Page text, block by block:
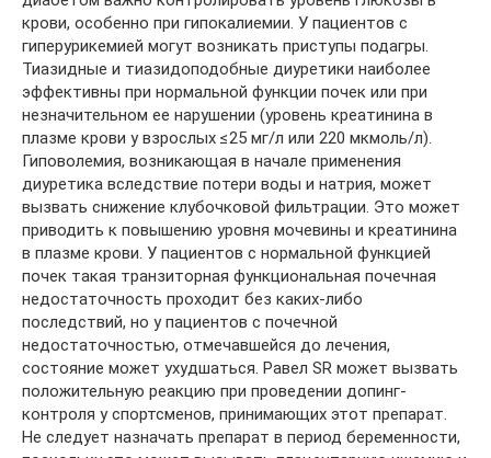
крови, особенно при гипокалиемии. У пациентов с
гиперурикемией могут возникать приступы подагры.
Тиазидные и тиазидоподобные диуретики наиболее
эффективны при нормальной функции почек или при
незначительном ее нарушении (уровень креатинина в
плазме крови у взрослых ≤25 мг/л или 220 мкмоль/л).
Гиповолемия, возникающая в начале применения
диуретика вследствие потери воды и натрия, может
вызвать снижение клубочковой фильтрации. Это может
приводить к повышению уровня мочевины и креатинина
в плазме крови. У пациентов с нормальной функцией
почек такая транзиторная функциональная почечная
недостаточность проходит без каких-либо
последствий, но у пациентов с почечной
недостаточностью, отмечавшейся до лечения,
состояние может ухудшаться. Равел SR может вызвать
положительную реакцию при проведении допинг-
контроля у спортсменов, принимающих этот препарат.
Не следует назначать препарат в период беременности,